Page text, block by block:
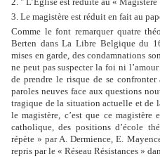
3. Le magistère est réduit en fait au
Comme le font remarquer quatre
Berten dans La Libre Belgique du
mises en garde, des condamnations
ne peut pas suspecter la foi ni
de prendre le risque de se
paroles neuves face aux questions
tragique de la situation actuelle et de
le magistère, c’est que ce magistère
catholique, des positions d’école
répète » par A. Dermience, E.
repris par le « Réseau Résistances »